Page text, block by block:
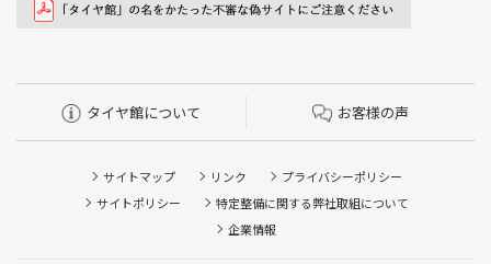
タイヤ館について お客様の声
サイトマップ リンク
プライバシーポリシー
サイトポリシー
特定整備に関する弊社取組について
企業情報